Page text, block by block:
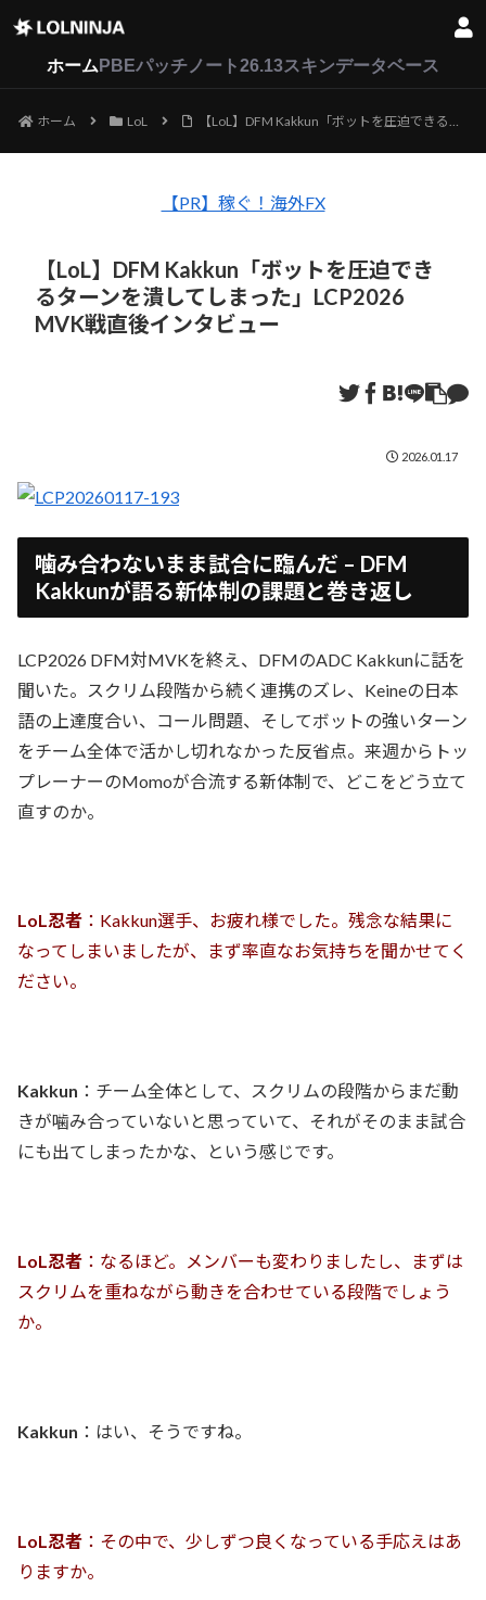
ホーム PBEパッチノート26.13スキンデータベース
ホーム LoL 【LoL】DFM Kakkun「ボットを圧迫できるターンを潰してしまった」LCP2026 MVK戦直後インタビュー
【PR】稼ぐ！海外FX
【LoL】DFM Kakkun「ボットを圧迫でき
るターンを潰してしまった」LCP2026
MVK戦直後インタビュー
2026.01.17
噛み合わないまま試合に臨んだ – DFM
Kakkunが語る新体制の課題と巻き返し
LCP2026 DFM対MVKを終え、DFMのADC Kakkunに話を
聞いた。スクリム段階から続く連携のズレ、Keineの日本
語の上達度合い、コール問題、そしてボットの強いターン
をチーム全体で活かし切れなかった反省点。来週からトッ
プレーナーのMomoが合流する新体制で、どこをどう立て
直すのか。
LoL忍者 ：Kakkun選手、お疲れ様でした。残念な結果に
なってしまいましたが、まず率直なお気持ちを聞かせてく
ださい。
Kakkun ：チーム全体として、スクリムの段階からまだ動
きが噛み合っていないと思っていて、それがそのまま試合
にも出てしまったかな、という感じです。
LoL忍者 ：なるほど。メンバーも変わりましたし、まずは
スクリムを重ねながら動きを合わせている段階でしょう
か。
Kakkun ：はい、そうですね。
LoL忍者 ：その中で、少しずつ良くなっている手応えはあ
りますか。